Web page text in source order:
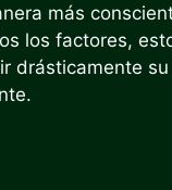
más
los factores,
drásticamente